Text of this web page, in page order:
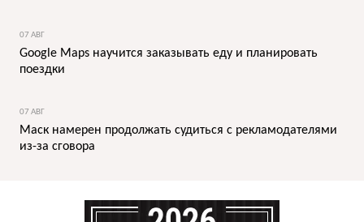
07 АВГ
Google Maps научится заказывать еду и планировать
поездки
07 АВГ
Маск намерен продолжать судиться с рекламодателями
из-за сговора